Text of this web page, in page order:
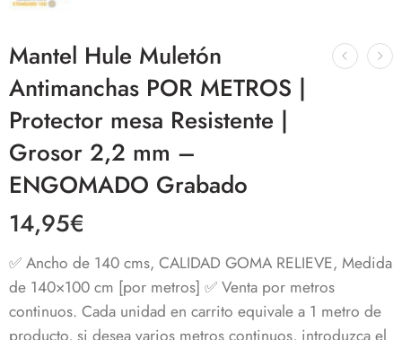
Mantel Hule Muletón
Antimanchas POR METROS |
Protector mesa Resistente |
Grosor 2,2 mm –
ENGOMADO Grabado
14,95€
✅ Ancho de 140 cms, CALIDAD GOMA RELIEVE, Medida
de 140×100 cm [por metros] ✅ Venta por metros
continuos. Cada unidad en carrito equivale a 1 metro de